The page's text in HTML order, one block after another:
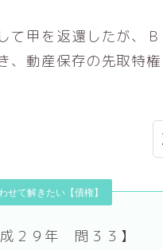
て甲を返還したが、
、動産保存の先取特
せて解きたい【債権】
成２９年 問３３】